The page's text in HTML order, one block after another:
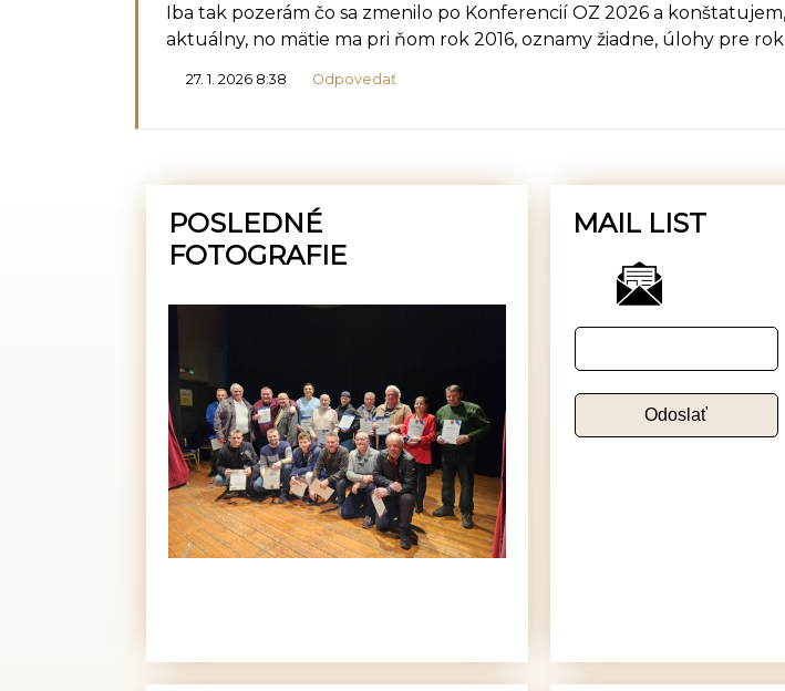
Iba tak pozerám čo sa zmenilo po Konferencií OZ 2026 a
aktuálny, no mätie ma pri ňom rok 2016, oznamy žiadne, úlohy pre
27. 1. 2026 8:38 Odpovedať
POSLEDNÉ
FOTOGRAFIE
MAIL LIST